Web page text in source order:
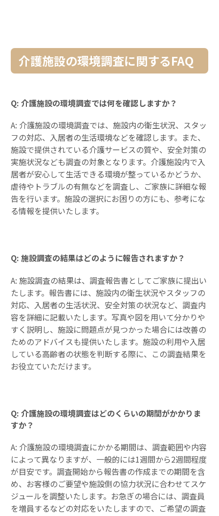
介護施設の環境調査に関するFAQ
Q: 介護施設の環境調査では何を確認しますか？
A: 介護施設の環境調査では、施設内の衛生状況、スタッ
フの対応、入居者の生活環境などを確認します。また、
施設で提供されている介護サービスの質や、安全対策の
実施状況なども調査の対象となります。介護施設内で入
居者が安心して生活できる環境が整っているかどうか、
虐待やトラブルの有無などを調査し、ご家族に詳細な報
告を行います。施設の選択にお困りの方にも、参考にな
る情報を提供いたします。
Q: 施設調査の結果はどのように報告されますか？
A: 施設調査の結果は、調査報告書としてご家族に提出い
たします。報告書には、施設内の衛生状況やスタッフの
対応、入居者の生活状況、安全対策の状況など、調査内
容を詳細に記載いたします。写真や図を用いて分かりや
すく説明し、施設に問題点が見つかった場合には改善の
ためのアドバイスも提供いたします。施設の利用や入居
している高齢者の状態を判断する際に、この調査結果を
お役立ていただけます。
Q: 介護施設の環境調査はどのくらいの期間がかかりま
すか？
A: 介護施設の環境調査にかかる期間は、調査範囲や内容
によって異なりますが、一般的には1週間から2週間程度
が目安です。調査開始から報告書の作成までの期間を含
め、お客様のご要望や施設側の協力状況に合わせてスケ
ジュールを調整いたします。お急ぎの場合には、調査員
を増員するなどの対応をいたしますので、ご希望の調査